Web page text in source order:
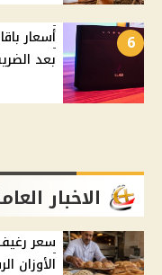
6
بعد
الاخبار
الأوزان